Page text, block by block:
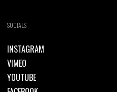
SOCIALS
INSTAGRAM
VIMEO
YOUTUBE